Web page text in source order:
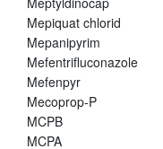
Mepiquat chlorid
Mepanipyrim
Mefentrifluconazole
Mefenpyr
Mecoprop-P
MCPB
MCPA